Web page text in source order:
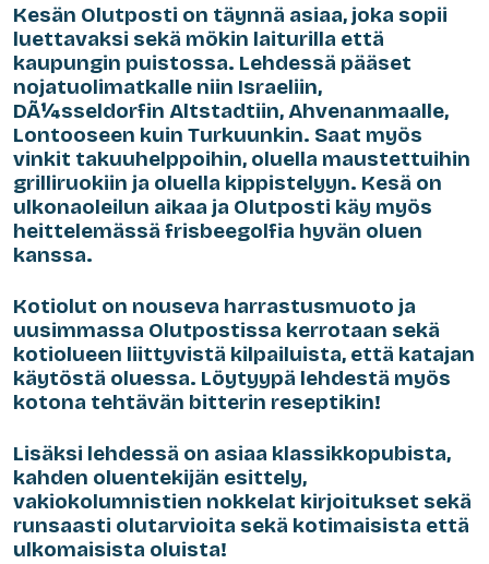
Kesän Olutposti on täynnä asiaa, joka sopii
luettavaksi sekä mökin laiturilla että
kaupungin puistossa. Lehdessä pääset
nojatuolimatkalle niin Israeliin,
DÃ¼sseldorfin Altstadtiin, Ahvenanmaalle,
Lontooseen kuin Turkuunkin. Saat myös
vinkit takuuhelppoihin, oluella maustettuihin
grilliruokiin ja oluella kippistelyyn. Kesä on
ulkonaoleilun aikaa ja Olutposti käy myös
heittelemässä frisbeegolfia hyvän oluen
kanssa.
Kotiolut on nouseva harrastusmuoto ja
uusimmassa Olutpostissa kerrotaan sekä
kotiolueen liittyvistä kilpailuista, että katajan
käytöstä oluessa. Löytyypä lehdestä myös
kotona tehtävän bitterin reseptikin!
Lisäksi lehdessä on asiaa klassikkopubista,
kahden oluentekijän esittely,
vakiokolumnistien nokkelat kirjoitukset sekä
runsaasti olutarvioita sekä kotimaisista että
ulkomaisista oluista!